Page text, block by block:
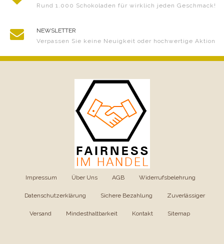
Rund 1.000 Schokoladen für wirklich jeden Geschmack!
NEWSLETTER
Verpassen Sie keine Neuigkeit oder hochwertige Aktion
Impressum Über Uns AGB Widerrufsbelehrung
Datenschutzerklärung Sichere Bezahlung Zuverlässiger
Versand Mindesthaltbarkeit Kontakt Sitemap